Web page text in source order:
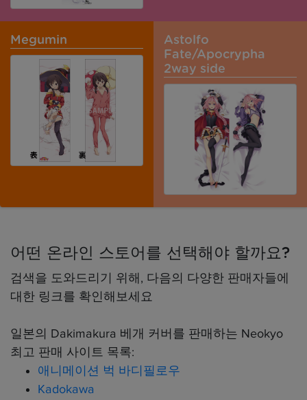
Megumin
Astolfo
Fate/Apocrypha
2way side
어떤 온라인 스토어를 선택해야 할까요?
검색을 도와드리기 위해, 다음의 다양한 판매자들에
대한 링크를 확인해보세요
일본의 Dakimakura 베개 커버를 판매하는 Neokyo
최고 판매 사이트 목록:
애니메이션 벅 바디필로우
Kadokawa